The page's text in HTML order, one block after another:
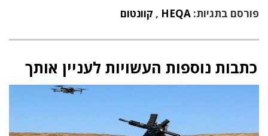
פורסם בתגיות: HEQA
, קוונטום
כתבות נוספות העשויות לעניין אותך